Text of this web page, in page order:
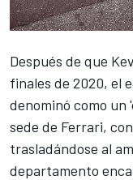
Después de que
finales de 2020, el
denominó como un
sede de Ferrari,
trasladándose al
departamento